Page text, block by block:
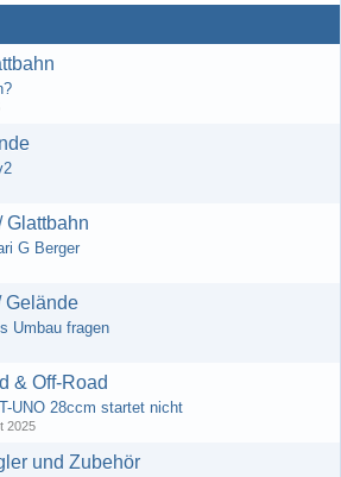
Glattbahn
G Berger
Gelände
Umbau fragen
& Off-Road
UNO 28ccm startet nicht
2025
und Zubehör